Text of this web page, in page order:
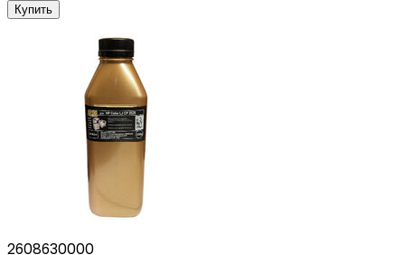
Купить
2608630000